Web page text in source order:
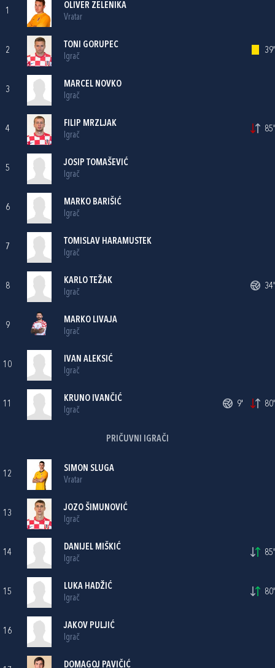
1
OLIVER ZELENIKA
Vratar
2
TONI GORUPEC
Igrač
39'
3
MARCEL NOVKO
Igrač
4
FILIP MRZLJAK
Igrač
85'
5
JOSIP TOMAŠEVIĆ
Igrač
6
MARKO BARIŠIĆ
Igrač
7
TOMISLAV HARAMUSTEK
Igrač
8
KARLO TEŽAK
Igrač
34'
9
MARKO LIVAJA
Igrač
10
IVAN ALEKSIĆ
Igrač
11
KRUNO IVANČIĆ
Igrač
9' 80'
PRIČUVNI IGRAČI
12
SIMON SLUGA
Vratar
13
JOZO ŠIMUNOVIĆ
Igrač
14
DANIJEL MIŠKIĆ
Igrač
85'
15
LUKA HADŽIĆ
Igrač
80'
16
JAKOV PULJIĆ
Igrač
DOMAGOJ PAVIČIĆ